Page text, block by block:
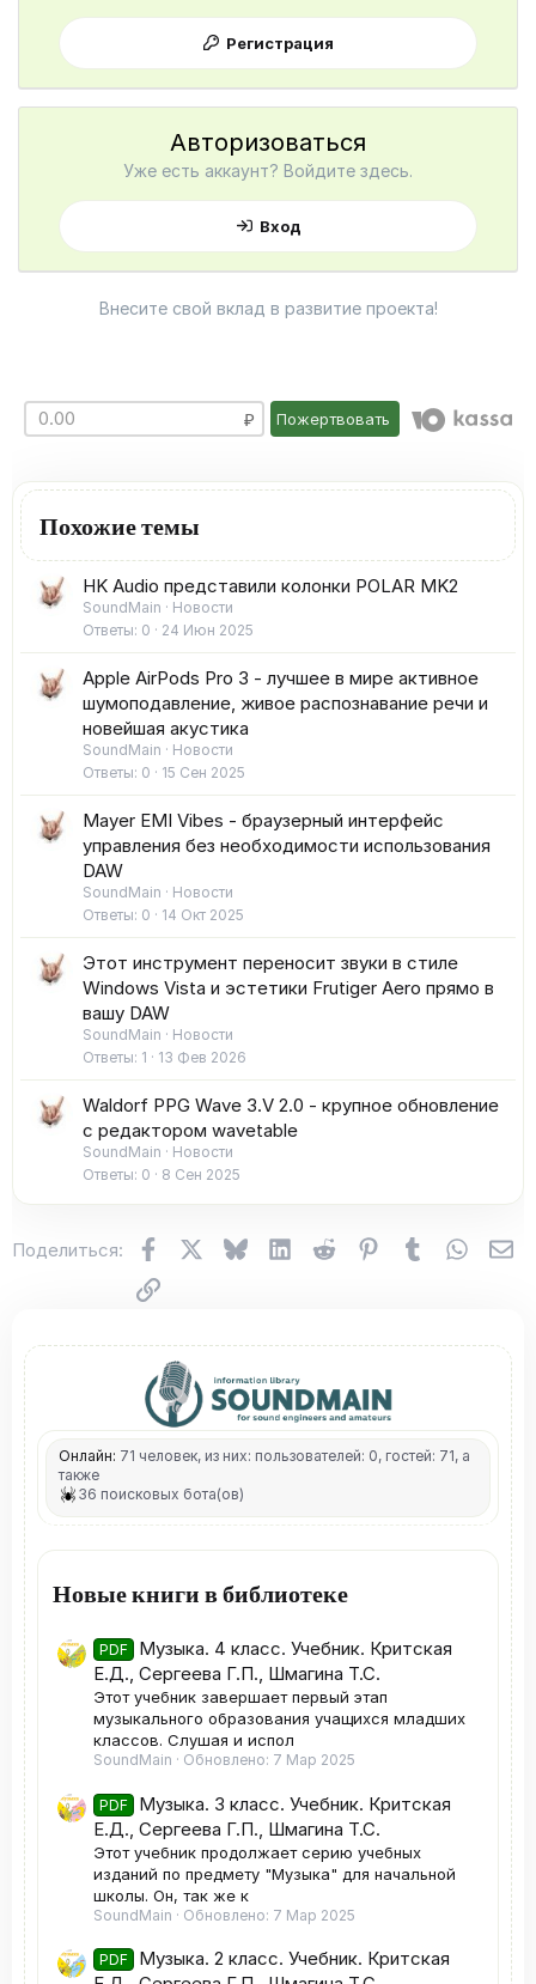
Регистрация
Авторизоваться
Уже есть аккаунт? Войдите здесь.
Вход
Внесите свой вклад в развитие проекта!
Пожертвовать
Похожие темы
HK Audio представили колонки POLAR MK2
SoundMain
Новости
Ответы 0 24 Июн 2025
Apple AirPods Pro 3 - лучшее в мире активное
шумоподавление, живое распознавание речи и
новейшая акустика
SoundMain
Новости
Ответы 0 15 Сен 2025
Mayer EMI Vibes - браузерный интерфейс
управления без необходимости использования
DAW
SoundMain
Новости
Ответы 0 14 Окт 2025
Этот инструмент переносит звуки в стиле
Windows Vista и эстетики Frutiger Aero прямо в
вашу DAW
SoundMain
Новости
Ответы 1 13 Фев 2026
Waldorf PPG Wave 3.V 2.0 - крупное обновление
с редактором wavetable
SoundMain
Новости
Ответы 0 8 Сен 2025
Поделиться: FacebookX (Twitter)
BlueskyLinkedInReddit Pinterest
Tumblr
Ссылка
Онлайн: 71 человек, из них: пользователей: 0, гостей: 71, а
также
36 поисковых бота(ов)
Новые книги в библиотеке
PDF
Музыка. 4 класс. Учебник. Критская
Е.Д., Сергеева Г.П., Шмагина Т.С.
Этот учебник завершает первый этап
музыкального образования учащихся младших
классов. Слушая и испол
SoundMain Обновлено: 7 Мар 2025
PDF
Музыка. 3 класс. Учебник. Критская
Е.Д., Сергеева Г.П., Шмагина Т.С.
Этот учебник продолжает серию учебных
изданий по предмету "Музыка" для начальной
школы. Он, так же к
SoundMain Обновлено: 7 Мар 2025
PDF
Музыка. 2 класс. Учебник. Критская